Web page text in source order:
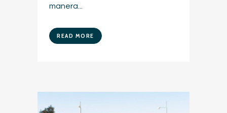
manera...
READ MORE